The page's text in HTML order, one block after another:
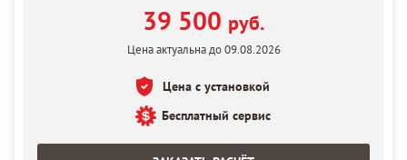
Закладная под перегородку из бруса
Полотно белое матовое MSD Premium
39 500 руб.
Цена актуальна до 09.08.2026
Цена с установкой
Бесплатный сервис